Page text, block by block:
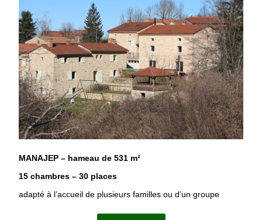
MANAJEP – hameau de 531 m²
15 chambres – 30 places
adapté à l’accueil de plusieurs familles ou d’un groupe